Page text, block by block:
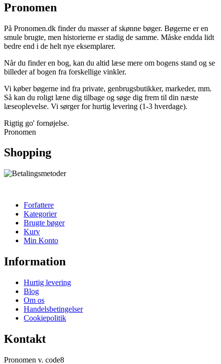
Pronomen
På Pronomen.dk finder du masser af skønne bøger. Bøgerne er en
smule brugte, men historierne er stadig de samme. Måske endda lidt
bedre end i de helt nye eksemplarer.
Når du finder en bog, kan du altid læse mere om bogens stand og se
billeder af bogen fra forskellige vinkler.
Vi køber bøgerne ind fra private, genbrugsbutikker, markeder, mm.
Så kan du roligt læne dig tilbage og søge dig frem til din næste
læseoplevelse. Vi sørger for hurtig levering (1-3 hverdage).
Rigtig go' fornøjelse.
Pronomen
Shopping
Forfattere
Kategorier
Brugte bøger
Kurv
Min Konto
Information
Hurtig levering
Blog
Om os
Handelsbetingelser
Cookiepolitik
Kontakt
Pronomen v. code8